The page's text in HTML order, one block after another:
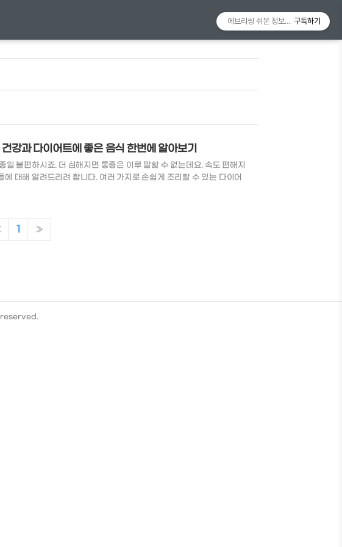
강과 다이어트에 좋은 음식 한번에 알아보기
일 불편하시죠. 더 심해지면 통증은 이루 말할 수 없는데요. 속도 편해지
대해 알려드리려 합니다. 여러 가지로 손쉽게 조리할 수 있는 다이어
바랍니다. 목차 1. 위에 좋은 음식들 2. 위에 안좋은 음식들 / 피해야할
얀 속잎에는 비타민B와 비타민C 함량이 놓으며, 양배추의 비타민U 성
장 내의 세포재..
1 »
에브리씽 쉬운 정보알리미구독하기